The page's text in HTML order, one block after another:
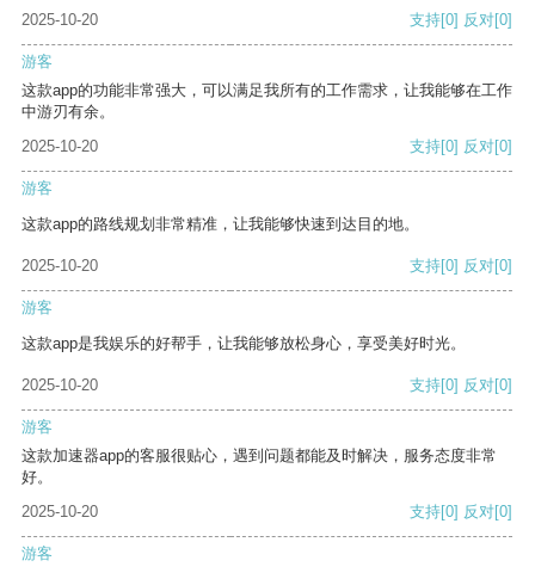
2025-10-20 支持[0] 反对[0]
游客
这款app的功能非常强大，可以满足我所有的工作需求，让我能够在工作
中游刃有余。
2025-10-20
支持[0] 反对[0]
游客
这款app的路线规划非常精准，让我能够快速到达目的地。
2025-10-20 支持[0] 反对[0]
游客
这款app是我娱乐的好帮手，让我能够放松身心，享受美好时光。
2025-10-20 支持[0] 反对[0]
游客
这款加速器app的客服很贴心，遇到问题都能及时解决，服务态度非常
好。
2025-10-20
支持[0] 反对[0]
游客